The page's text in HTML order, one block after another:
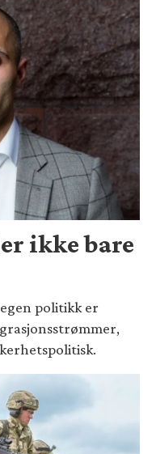
ikke bare
politikk er